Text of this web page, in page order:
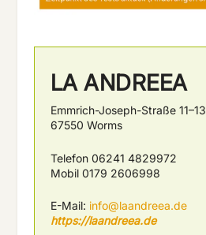
LA ANDREEA
Emmrich-Joseph-Straße 11–13
67550 Worms
Telefon 06241 4829972
Mobil 0179 2606998
E-Mail: info@laandreea.de
https://laandreea.de